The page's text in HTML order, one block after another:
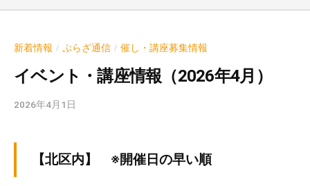
ス
P
・
ボ
ン
ィ
P
・
ボ
新着情報 / ぷらざ通信 / 催し・講座募集情報
イベント・講座情報（2026年4月）
2026年4月1日
v
【北区内】 ※開催日の早い順
ィ
ア
ぷ
ら